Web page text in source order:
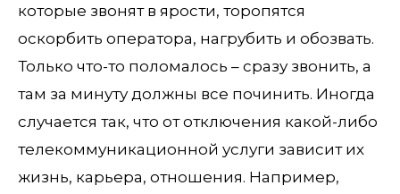
которые звонят в ярости, торопятся
оскорбить оператора, нагрубить и обозвать.
Только что-то поломалось – сразу звонить, а
там за минуту должны все починить. Иногда
случается так, что от отключения какой-либо
телекоммуникационной услуги зависит их
жизнь, карьера, отношения. Например,